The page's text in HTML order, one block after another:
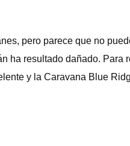
pero parece que no
ha resultado dañado. Para
y la Caravana Blue